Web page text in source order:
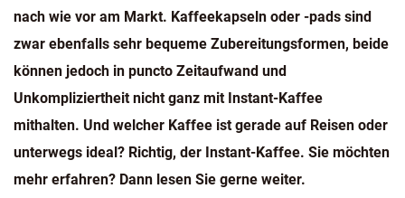
nach wie vor am Markt. Kaffeekapseln oder -pads sind
zwar ebenfalls sehr bequeme Zubereitungsformen, beide
können jedoch in puncto Zeitaufwand und
Unkompliziertheit nicht ganz mit Instant-Kaffee
mithalten. Und welcher Kaffee ist gerade auf Reisen oder
unterwegs ideal? Richtig, der Instant-Kaffee. Sie möchten
mehr erfahren? Dann lesen Sie gerne weiter.